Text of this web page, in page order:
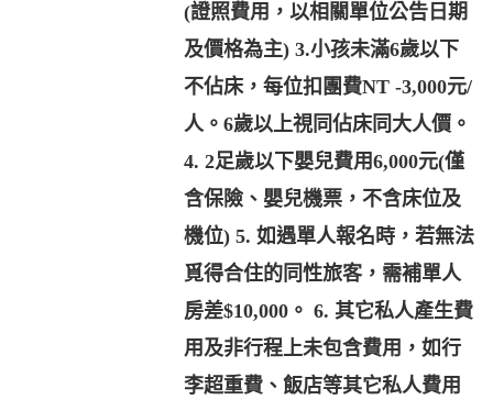
(證照費用，以相關單位公告日期
及價格為主) 3.小孩未滿6歲以下
不佔床，每位扣團費NT -3,000元/
人。6歲以上視同佔床同大人價。
4. 2足歲以下嬰兒費用6,000元(僅
含保險、嬰兒機票，不含床位及
機位) 5. 如遇單人報名時，若無法
覓得合住的同性旅客，需補單人
房差$10,000。 6. 其它私人產生費
用及非行程上未包含費用，如行
李超重費、飯店等其它私人費用